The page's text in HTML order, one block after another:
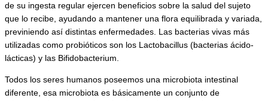
de su ingesta regular ejercen beneficios sobre la salud del sujeto
que lo recibe, ayudando a mantener una flora equilibrada y variada,
previniendo así distintas enfermedades. Las bacterias vivas más
utilizadas como probióticos son los Lactobacillus (bacterias ácido-
lácticas) y las Bifidobacterium.
Todos los seres humanos poseemos una microbiota intestinal
diferente, esa microbiota es básicamente un conjunto de